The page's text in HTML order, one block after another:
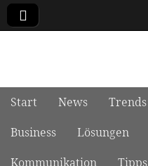
Main menu
Skip to content
Start News Trends
Business
Lösungen
Kommunikation
Tipps